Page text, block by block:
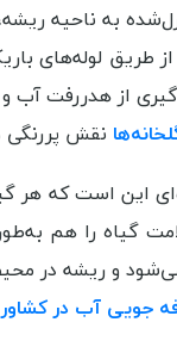
به ناحیه
طریق لوله‌های
از هدررفت آب
نقش پررنگی
این است که هر
گیاه را هم
و ریشه در
جویی آب در